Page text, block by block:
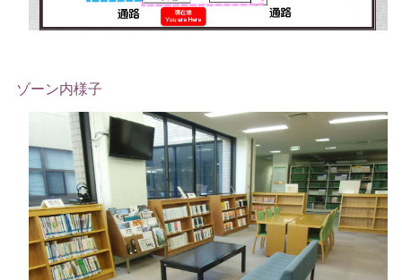
ゾーン内様子